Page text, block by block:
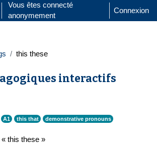
la saisie de recherche
Vous êtes connecté
anonymement
Connexion
this these
interactifs
A1 this that
demonstrative pronouns
this these »